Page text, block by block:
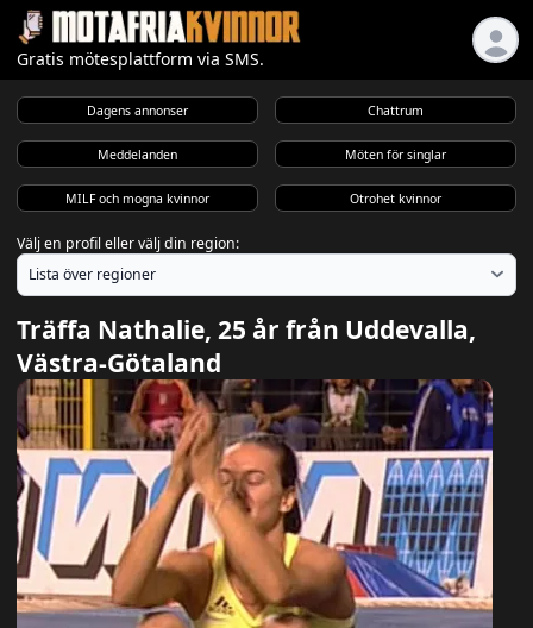
Gratis mötesplattform via SMS.
Dagens annonser Chattrum
Meddelanden Möten för singlar
MILF och mogna kvinnor Otrohet kvinnor
Välj en profil eller välj din region:
Träffa Nathalie, 25 år från Uddevalla,
Västra-Götaland